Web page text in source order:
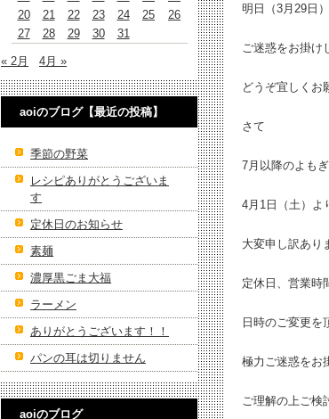
明日（3月29日
ご迷惑をお掛け
どうぞ宜しくお
さて
7月以降のよも
4月1日（土）よ
大変申し訳あり
定休日、営業時
日時のご変更を
極力ご迷惑をお
ご理解の上ご検
20
21 22 23 24 25
26
27
28 29 30 31
« 2月 4月 »
aoiのブログ【最近の投稿】
季節の野菜
レシピありがとうございま
す
定休日のお知らせ
素麺
濃厚黒ごま大福
ラーメン
ありがとうございます！！
パンの耳は切りません
aoiのブログ